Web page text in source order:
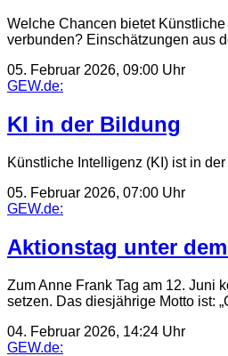
Welche Chancen bietet
verbunden? Einschätzungen aus
05. Februar 2026, 09:00 Uhr
GEW.de:
KI in der Bildung
Künstliche Intelligenz (KI) ist in
05. Februar 2026, 07:00 Uhr
GEW.de:
Aktionstag unter
Zum Anne Frank Tag am 12. Juni
setzen. Das diesjährige Motto ist:
04. Februar 2026, 14:24 Uhr
GEW.de: